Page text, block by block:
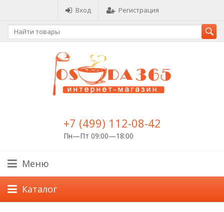
Вход Регистрация
+7 (499) 112-08-42
Пн—Пт 09:00—18:00
Меню
Каталог